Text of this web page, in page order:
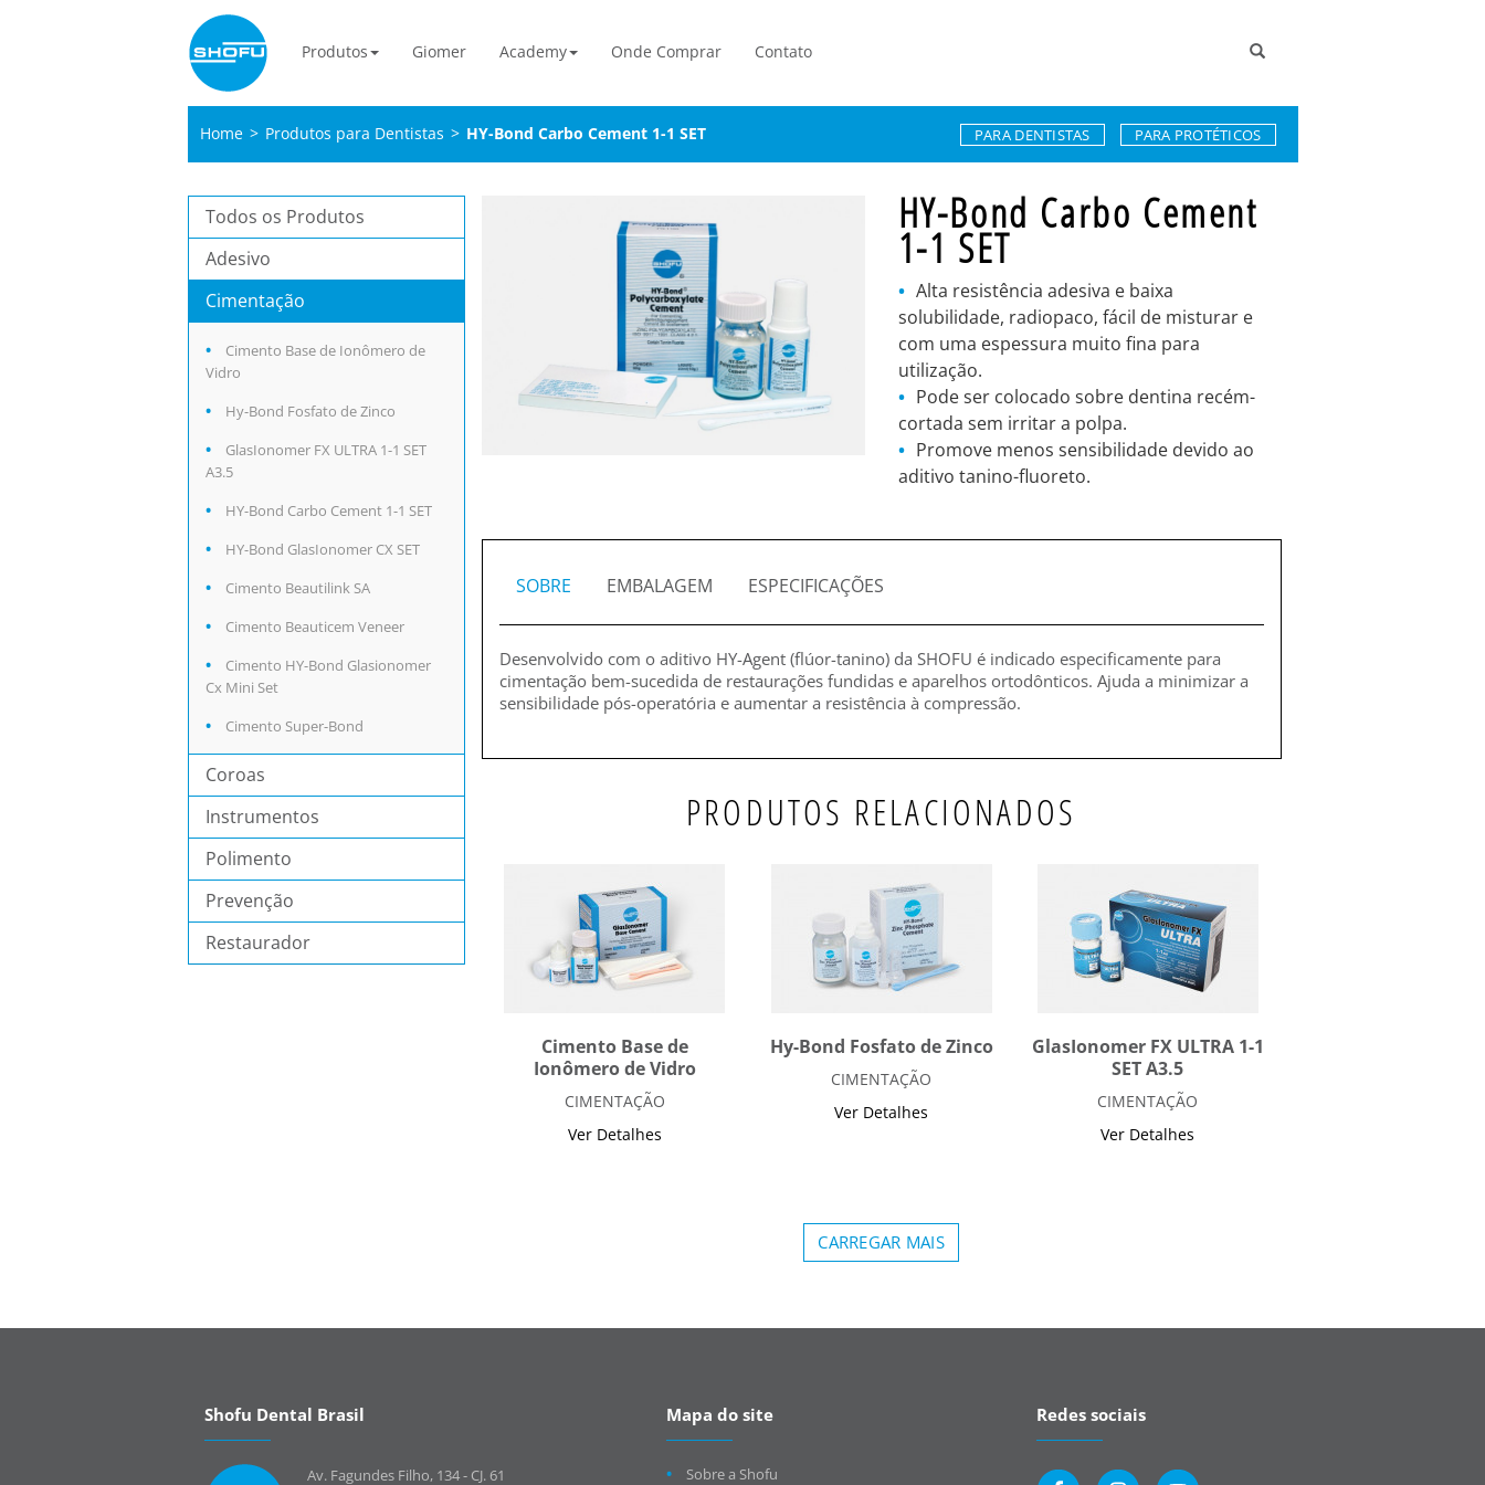
Produtos Giomer Academy Onde Comprar Contato
Home > Produtos para Dentistas > HY-Bond Carbo Cement 1-1 SET PARA DENTISTAS PARA PROTÉTICOS
Todos os Produtos
Adesivo
Cimentação
Cimento Base de Ionômero de
Vidro
Hy-Bond Fosfato de Zinco
GlasIonomer FX ULTRA 1-1 SET
A3.5
HY-Bond Carbo Cement 1-1 SET
HY-Bond GlasIonomer CX SET
Cimento Beautilink SA
Cimento Beauticem Veneer
Cimento HY-Bond Glasionomer
Cx Mini Set
Cimento Super-Bond
Coroas
Instrumentos
Polimento
Prevenção
Restaurador
HY-Bond Carbo Cement
1-1 SET
Alta resistência adesiva e baixa
solubilidade, radiopaco, fácil de misturar e
com uma espessura muito fina para
utilização.
Pode ser colocado sobre dentina recém-
cortada sem irritar a polpa.
Promove menos sensibilidade devido ao
aditivo tanino-fluoreto.
SOBRE EMBALAGEM ESPECIFICAÇÕES
Desenvolvido com o aditivo HY-Agent (flúor-tanino) da SHOFU é indicado especificamente para
cimentação bem-sucedida de restaurações fundidas e aparelhos ortodônticos. Ajuda a minimizar a
sensibilidade pós-operatória e aumentar a resistência à compressão.
PRODUTOS RELACIONADOS
Cimento Base de
Ionômero de Vidro
CIMENTAÇÃO
Ver Detalhes
Hy-Bond Fosfato de Zinco
CIMENTAÇÃO
Ver Detalhes
GlasIonomer FX ULTRA 1-1
SET A3.5
CIMENTAÇÃO
Ver Detalhes
CARREGAR MAIS
Shofu Dental Brasil
Av. Fagundes Filho, 134 - CJ. 61
Mapa do site
Sobre a Shofu
Redes sociais